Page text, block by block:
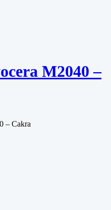
M2040 –
– Cakra